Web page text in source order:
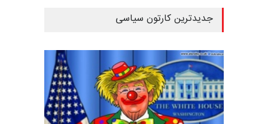
جدیدترین کارتون سیاسی